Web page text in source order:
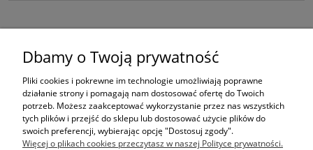
stanowią oferty w rozumieniu art.66 Kodeksu Cywilnego i są jedynie
zaproszeniem do składania ofert kupna w rozumieniu art. 71 Kodeksu Cywilnego,
oraz do dokonania zakupów w naszych sklepach stacjonarnych.
ŚLEDŹ NAS NA
PRODUKTY
Dbamy o Twoją prywatność
Pliki cookies i pokrewne im technologie umożliwiają poprawne
działanie strony i pomagają nam dostosować ofertę do Twoich
potrzeb. Możesz zaakceptować wykorzystanie przez nas wszystkich
tych plików i przejść do sklepu lub dostosować użycie plików do
swoich preferencji, wybierając opcję "Dostosuj zgody".
Więcej o plikach cookies przeczytasz w naszej Polityce prywatności.